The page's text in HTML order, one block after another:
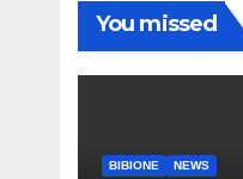
You missed
BIBIONE NEWS